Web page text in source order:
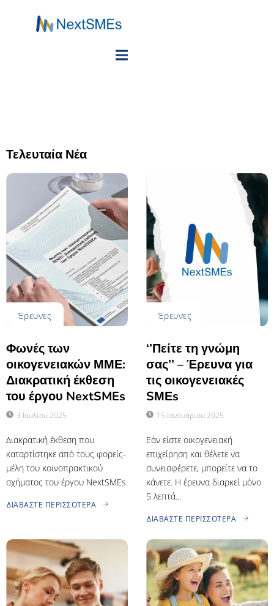
Τελευταία Νέα
Έρευνες
Φωνές των
οικογενειακών ΜΜΕ:
Διακρατική έκθεση
του έργου NextSMEs
3 Ιουλίου 2025
Διακρατική έκθεση που
καταρτίστηκε από τους φορείς-
μέλη του κοινοπρακτικού
σχήματος του έργου NextSMEs.
ΔΙΑΒΆΣΤΕ ΠΕΡΙΣΣΌΤΕΡΑ
Έρευνες
‘’Πείτε τη γνώμη
σας’’ – Έρευνα για
τις οικογενειακές
SΜΕs
15 Ιανουαρίου 2025
Εάν είστε οικογενειακή
επιχείρηση και θέλετε να
συνεισφέρετε, μπορείτε να το
κάνετε. Η έρευνα διαρκεί μόνο
5 λεπτά...
ΔΙΑΒΆΣΤΕ ΠΕΡΙΣΣΌΤΕΡΑ